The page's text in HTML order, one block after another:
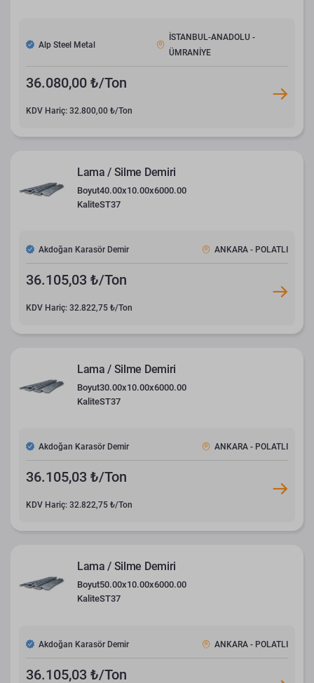
Alp Steel Metal
İSTANBUL-ANADOLU -
ÜMRANİYE
36.080,00 ₺/Ton
KDV Hariç: 32.800,00 ₺/Ton
Lama / Silme Demiri
Boyut40.00x10.00x6000.00
KaliteST37
Akdoğan Karasör Demir ANKARA - POLATLI
36.105,03 ₺/Ton
KDV Hariç: 32.822,75 ₺/Ton
Lama / Silme Demiri
Boyut30.00x10.00x6000.00
KaliteST37
Akdoğan Karasör Demir ANKARA - POLATLI
36.105,03 ₺/Ton
KDV Hariç: 32.822,75 ₺/Ton
Lama / Silme Demiri
Boyut50.00x10.00x6000.00
KaliteST37
Akdoğan Karasör Demir ANKARA - POLATLI
36.105,03 ₺/Ton